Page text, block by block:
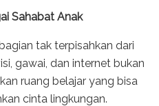
Sahabat Anak
tak terpisahkan dari
gawai, dan internet bukan
ruang belajar yang bisa
cinta lingkungan.